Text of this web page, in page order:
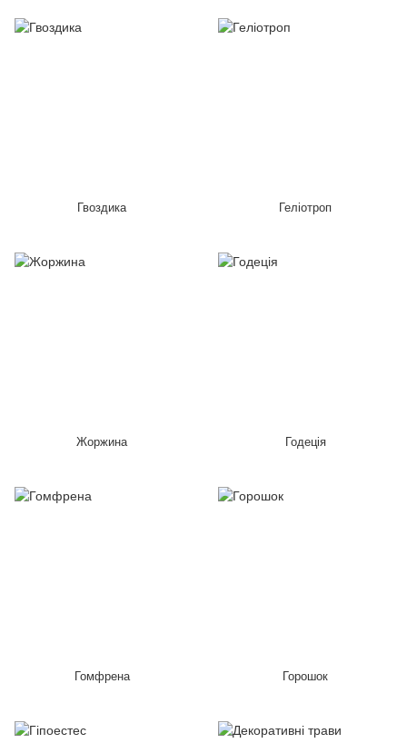
Гвоздика Геліотроп
Жоржина Годеція
Гомфрена Горошок